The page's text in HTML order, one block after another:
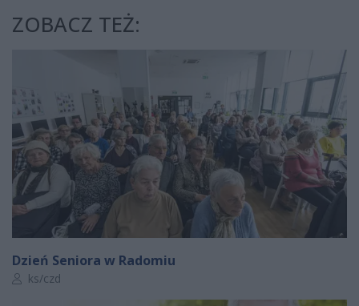
ZOBACZ TEŻ:
Dzień Seniora w Radomiu
Autor artykułu:
ks/czd